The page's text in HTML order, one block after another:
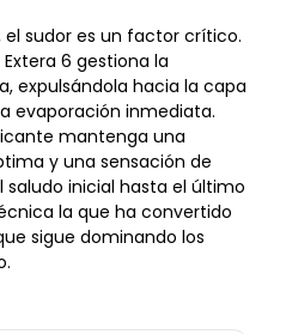
sudor es un factor crítico.
Extera 6 gestiona la
expulsándola hacia la capa
evaporación inmediata.
mantenga una
y una sensación de
saludo inicial hasta el último
la que ha convertido
sigue dominando los